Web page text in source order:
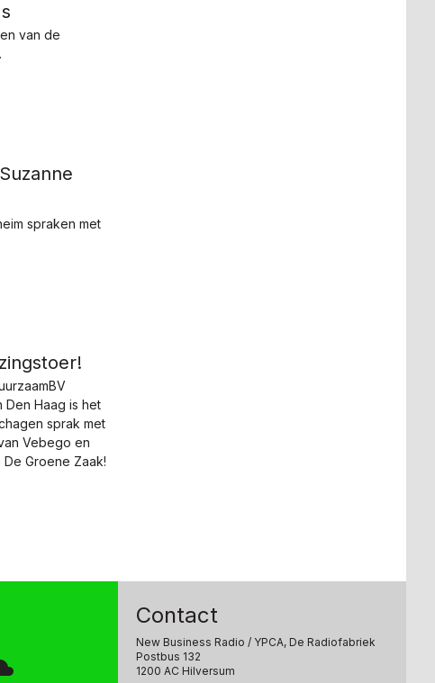
van de
spraken met
Den Haag is het
sprak met
Vebego en
Groene Zaak!
Contact
New Business Radio / YPCA, De Radiofabriek
Postbus 132
1200 AC Hilversum